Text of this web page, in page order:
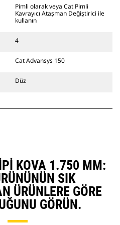
uygun genişlikte ataşman
de mevcuttur.
uyumlu ataşmanlar, sabit
kullanır. CW Özel
tarzı kilitleme sistemi
ve tekerlekli
Pimli olarak veya Cat Pimli
Kavrayıcı Ataşman Değiştirici ile
kullanın
4
Cat Advansys 150
Düz
KOVA 1.750 MM:
SIK
ÜRÜNLERE GÖRE
GÖRÜN.